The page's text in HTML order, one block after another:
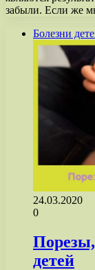
забыли. Если же
Болезни
24.03.2020
0
детей